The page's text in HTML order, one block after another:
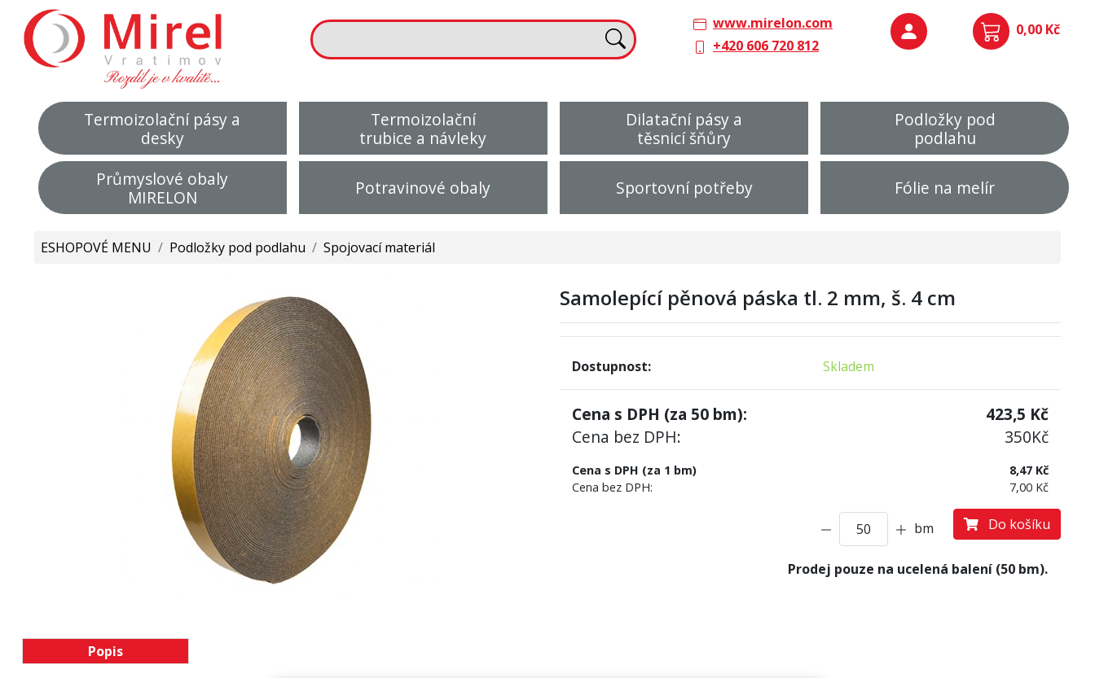
www.mirelon.com
+420 606 720 812
0,00 Kč
Termoizolační pásy a
desky
Termoizolační
trubice a návleky
Dilatační pásy a
těsnicí šňůry
Podložky pod
podlahu
Průmyslové obaly
MIRELON
Potravinové obaly Sportovní potřeby Fólie na melír
ESHOPOVÉ MENU / Podložky pod podlahu / Spojovací materiál
Samolepící pěnová páska tl. 2 mm, š. 4 cm
Dostupnost: Skladem
Cena s DPH (za 50 bm): 423,5 Kč
Cena bez DPH:
350Kč
Cena s DPH (za 1 bm)
8,47 Kč
Cena bez DPH:
7,00 Kč
bm Do košíku
Prodej pouze na ucelená balení (50 bm).
Popis